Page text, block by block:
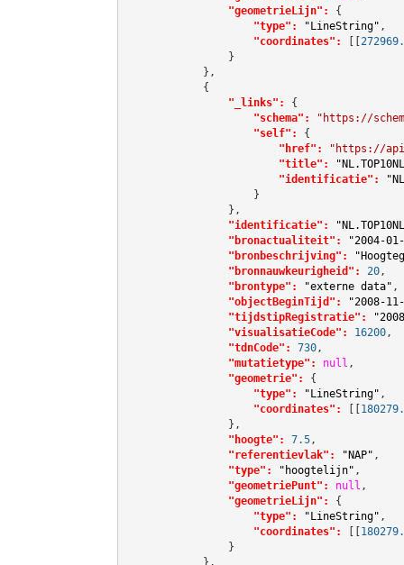
"geometrieLijn":
{
"type":
"LineString" ,
"coordinates":
[[
                }
            },
            {
"_links":
{
"schema":
"https://
"self":
{
"href":
"https://
"title":
"identificatie":
                    }
                },
"identificatie":
"bronactualiteit":
"2004-
"bronbeschrijving":
"bronnauwkeurigheid":
20,
"brontype":
"externe data" ,
"objectBeginTijd":
"2008-
"tijdstipRegistratie":
"visualisatieCode":
16200,
"tdnCode":
730,
"mutatietype":
null ,
"geometrie":
{
"type":
"LineString" ,
"coordinates":
[[
                },
"hoogte":
7.5,
"referentievlak":
"NAP" ,
"type":
"hoogtelijn" ,
"geometriePunt":
null ,
"geometrieLijn":
{
"type":
"LineString" ,
"coordinates":
[[
                }
            },